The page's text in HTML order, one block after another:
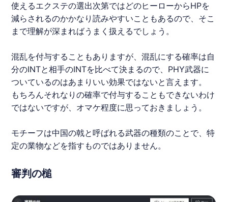
使えるエクステの選出次第ではどのヒーローからHPを
減らされるのかかなり読みやすいこともあるので、そこ
まで理解が深まればうまく扱えるでしょう。
混乱を付与することもありますが、混乱にする確率は自
分のINTと相手のINTを比べて決まるので、PHY武器に
ついているのはあまりいい効果ではないと言えます。
もちろんそれなりの確率で付与することもできないわけ
ではないですが、オマケ程度に思っておきましょう。
モチーフは中国の戟と呼ばれる武器の種類のことで、特
定の業物などを指すものではありません。
審判の槌